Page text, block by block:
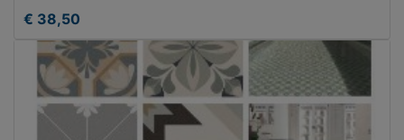
€ 38,50